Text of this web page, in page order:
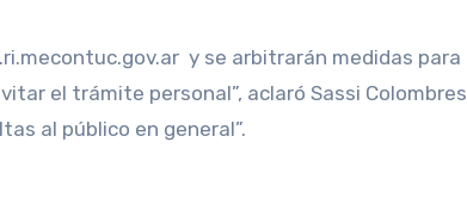
y se arbitrarán medidas
el trámite personal”, aclaró Sassi
al público en general”.